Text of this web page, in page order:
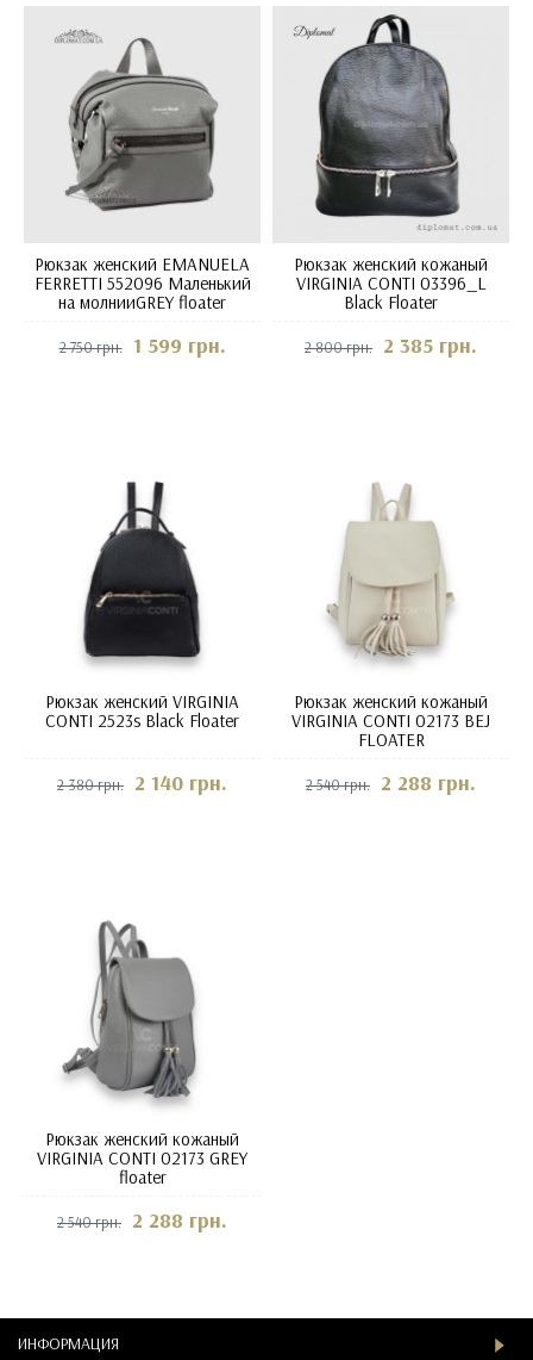
Рюкзак женский EMANUELA
FERRETTI 552096 Маленький
на молнииGREY floater
2 750 грн. 1 599 грн.
Рюкзак женский кожаный
VIRGINIA CONTI 03396_L
Black Floater
2 800 грн. 2 385 грн.
Рюкзак женский VIRGINIA
CONTI 2523s Black Floater
2 380 грн. 2 140 грн.
Рюкзак женский кожаный
VIRGINIA CONTI 02173 BEJ
FLOATER
2 540 грн. 2 288 грн.
Рюкзак женский кожаный
VIRGINIA CONTI 02173 GREY
floater
2 540 грн. 2 288 грн.
ИНФОРМАЦИЯ